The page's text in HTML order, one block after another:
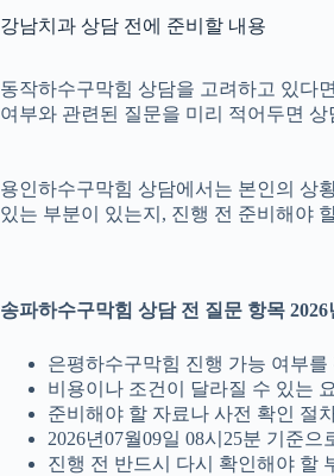
강남치과 상담 전에 준비할 내용
동작하수구막힘 상담을 고려하고 있다
여부와 관련된 질문을 미리 적어두면
용인하수구막힘 상담에서는 본인의 상
있는 부분이 있는지, 진행 전 준비해야
송파하수구막힘 상담 전 질문 항목 2026
은평하수구막힘 진행 가능 여부를
비용이나 조건이 달라질 수 있는
준비해야 할 자료나 사전 확인 절
2026년07월09일 08시25분 기준으
진행 전 반드시 다시 확인해야 할